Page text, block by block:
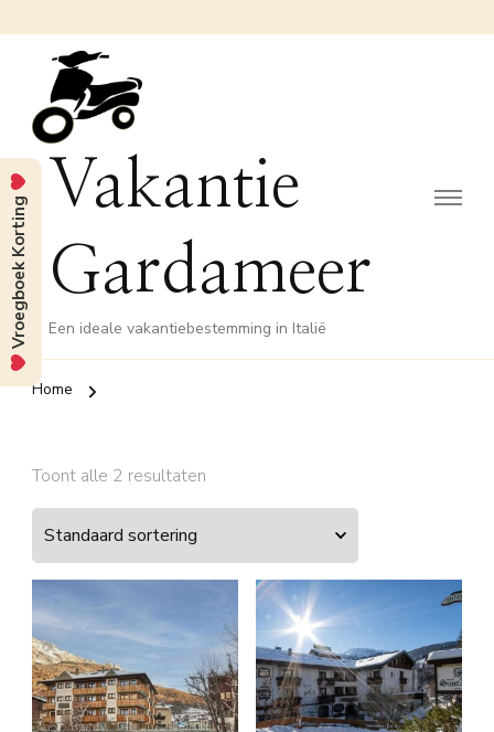
Vakantie
Gardameer
Een ideale vakantiebestemming in Italië
Home
Toont alle 2 resultaten
Vroegboek Korting